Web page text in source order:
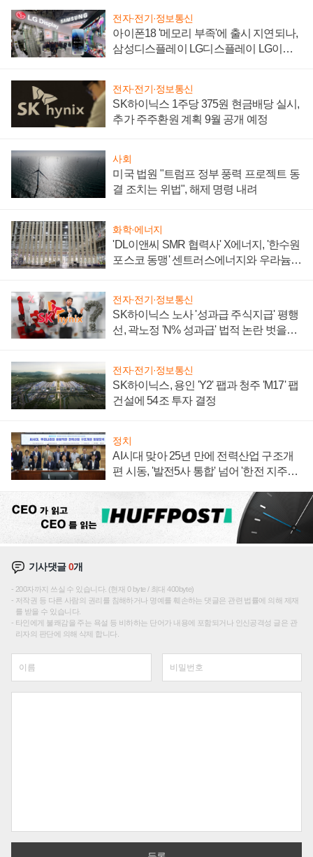
전자·전기·정보통신
아이폰18 '메모리 부족'에 출시 지연되나,
삼성디스플레이 LG디스플레이 LG이노
전자·전기·정보통신
SK하이닉스 1주당 375원 현금배당 실시,
추가 주주환원 계획 9월 공개 예정
사회
미국 법원 "트럼프 정부 풍력 프로젝트 동
결 조치는 위법", 해제 명령 내려
화학·에너지
'DL이앤씨 SMR 협력사' X에너지, '한수원
포스코 동맹' 센트러스에너지와 우라늄
전자·전기·정보통신
SK하이닉스 노사 '성과급 주식지급' 평행
선, 곽노정 'N% 성과급' 법적 논란 벗을지
전자·전기·정보통신
SK하이닉스, 용인 'Y2' 팹과 청주 'M17' 팹
건설에 54조 투자 결정
정치
AI시대 맞아 25년 만에 전력산업 구조개
편 시동, '발전5사 통합' 넘어 '한전 지주사'
기사댓글0개
200자까지 쓰실 수 있습니다. (현재 0 byte / 최대 400byte)
저작권 등 다른 사람의 권리를 침해하거나 명예를 훼손하는 댓글은 관련 법률에 의해 제재
를 받을 수 있습니다.
타인에게 불쾌감을 주는 욕설 등 비하하는 단어가 내용에 포함되거나 인신공격성 글은 관
리자의 판단에 의해 삭제 합니다.